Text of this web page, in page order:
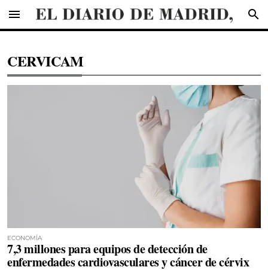
menu search
CERVICAM
ECONOMÍA
7,3 millones para equipos de detección de
enfermedades cardiovasculares y cáncer de cérvix